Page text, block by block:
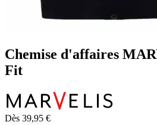
Chemise d'affaires
Fit
Dès 39,95 €